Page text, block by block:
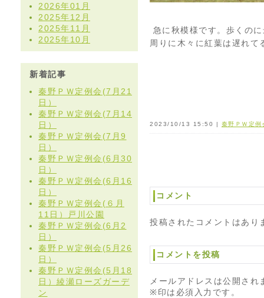
2026年01月
2025年12月
2025年11月
2025年10月
新着記事
秦野ＰＷ定例会(7月21
日）
秦野ＰＷ定例会(7月14
日）
秦野ＰＷ定例会(7月9
日）
秦野ＰＷ定例会(6月30
日）
秦野ＰＷ定例会(6月16
日）
秦野ＰＷ定例会(６月
11日）戸川公園
秦野ＰＷ定例会(6月2
日）
秦野ＰＷ定例会(5月26
日）
秦野ＰＷ定例会(5月18
日）綾瀬ローズガーデ
ン
急に秋模様です。歩くの
周りに木々に紅葉は遅れ
2023/10/13 15:50 | 秦野ＰＷ定例
コメント
投稿されたコメントはあり
コメントを投稿
メールアドレスは公開され
※印は必須入力です。